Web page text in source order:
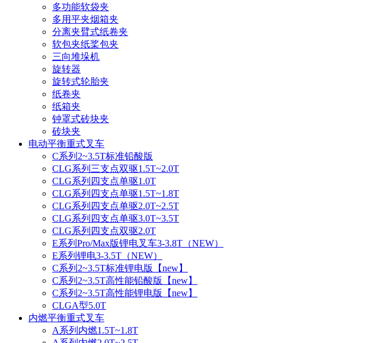
多功能软袋夹
多用平夹烟箱夹
分离夹臂式纸卷夹
软包夹纸桨包夹
三向堆垛机
旋转器
旋转式轮胎夹
纸卷夹
纸箱夹
钟罩式砖块夹
砖块夹
电动平衡重式叉车
C系列2~3.5T标准铅酸版
CLG系列三支点双驱1.5T~2.0T
CLG系列四支点单驱1.0T
CLG系列四支点单驱1.5T~1.8T
CLG系列四支点单驱2.0T~2.5T
CLG系列四支点单驱3.0T~3.5T
CLG系列四支点双驱2.0T
E系列Pro/Max版锂电叉车3-3.8T（NEW）
E系列锂电3-3.5T（NEW）
C系列2~3.5T标准锂电版【new】
C系列2~3.5T高性能铅酸版【new】
C系列2~3.5T高性能锂电版【new】
CLGA型5.0T
内燃平衡重式叉车
A系列内燃1.5T~1.8T